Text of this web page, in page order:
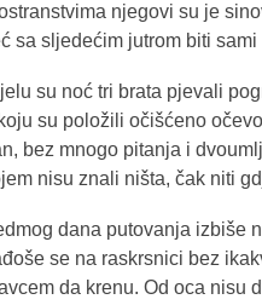
njegovi su je
sa sljedećim jutrom biti
su noć tri brata pjevali
su položili očišćeno
bez mnogo pitanja i
nisu znali ništa, čak niti
dana putovanja izbiše
se na raskrsnici bez
da krenu. Od oca nisu